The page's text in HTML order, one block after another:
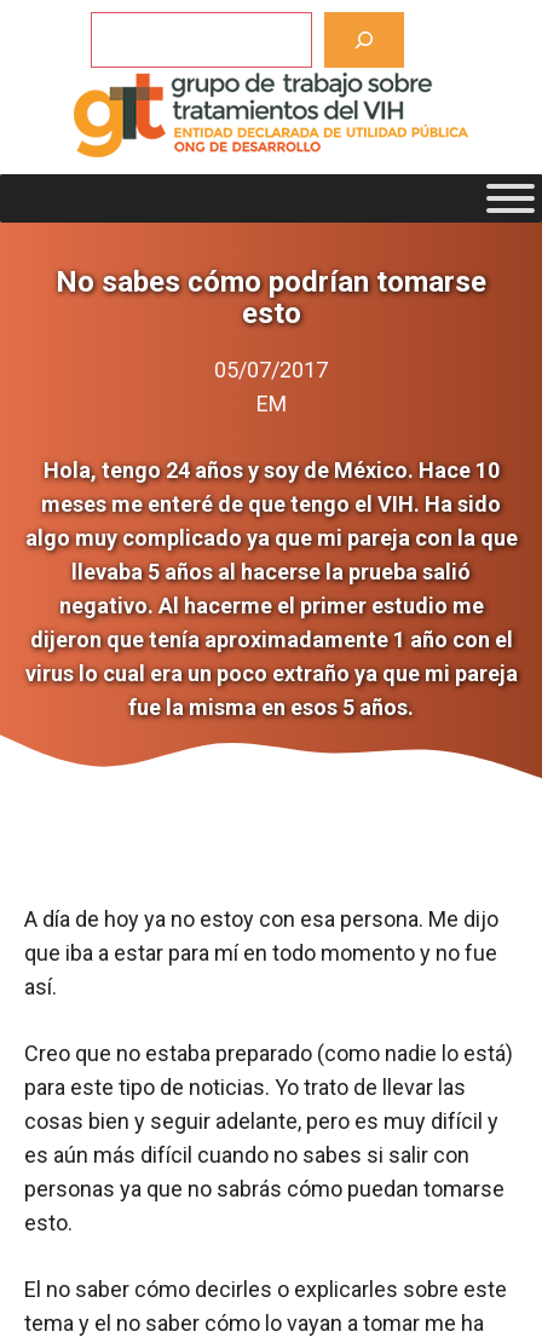
No sabes cómo podrían tomarse
esto
05/07/2017
EM
Hola, tengo 24 años y soy de México. Hace 10
meses me enteré de que tengo el VIH. Ha sido
algo muy complicado ya que mi pareja con la que
llevaba 5 años al hacerse la prueba salió
negativo. Al hacerme el primer estudio me
dijeron que tenía aproximadamente 1 año con el
virus lo cual era un poco extraño ya que mi pareja
fue la misma en esos 5 años.
A día de hoy ya no estoy con esa persona. Me dijo
que iba a estar para mí en todo momento y no fue
así.
Creo que no estaba preparado (como nadie lo está)
para este tipo de noticias. Yo trato de llevar las
cosas bien y seguir adelante, pero es muy difícil y
es aún más difícil cuando no sabes si salir con
personas ya que no sabrás cómo puedan tomarse
esto.
El no saber cómo decirles o explicarles sobre este
tema y el no saber cómo lo vayan a tomar me ha